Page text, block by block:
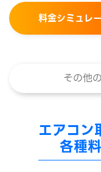
料金シミュレ
その他
エアコン
各種